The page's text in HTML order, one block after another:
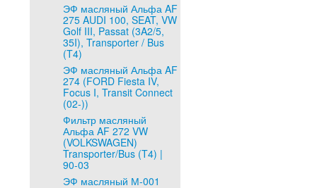
ЭФ масляный Альфа AF
275 AUDI 100, SEAT, VW
Golf III, Passat (3A2/5,
35I), Transporter / Bus
(T4)
ЭФ масляный Альфа AF
274 (FORD Fiesta IV,
Focus I, Transit Connect
(02-))
Фильтр масляный
Альфа AF 272 VW
(VOLKSWAGEN)
Transporter/Bus (T4) |
90-03
ЭФ масляный М-001